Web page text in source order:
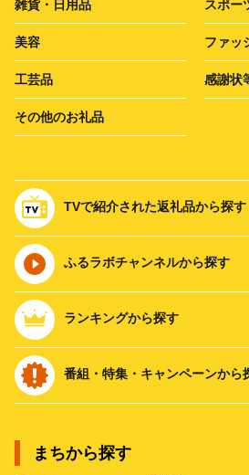
雑貨・日用品 スポー
美容 ファッ
工芸品 感謝状
その他のお礼品
TVで紹介された返礼品から探す
ふるラボチャンネルから探す
ランキングから探す
番組・特集・キャンペーンから
まちから探す